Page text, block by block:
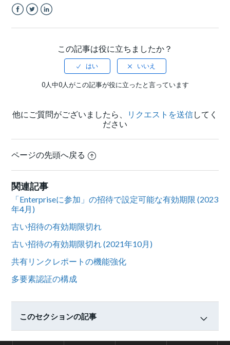
この記事は役に立ちましたか？
0人中0人がこの記事が役に立ったと言っています
他にご質問がございましたら、 リクエストを送信してく
ださい
ページの先頭へ戻る
関連記事
「Enterpriseに参加」の招待で設定可能な有効期限 (2023
年4月)
古い招待の有効期限切れ
古い招待の有効期限切れ (2021年10月)
共有リンクレポートの機能強化
多要素認証の構成
このセクションの記事